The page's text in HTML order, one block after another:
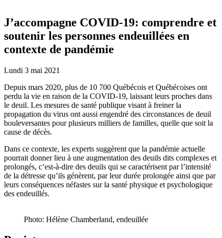
J’accompagne COVID-19: comprendre et
soutenir les personnes endeuillées en
contexte de pandémie
Lundi 3 mai 2021
Depuis mars 2020, plus de 10 700 Québécois et Québécoises ont
perdu la vie en raison de la COVID-19, laissant leurs proches dans
le deuil. Les mesures de santé publique visant à freiner la
propagation du virus ont aussi engendré des circonstances de deuil
bouleversantes pour plusieurs milliers de familles, quelle que soit la
cause de décès.
Dans ce contexte, les experts suggèrent que la pandémie actuelle
pourrait donner lieu à une augmentation des deuils dits complexes et
prolongés, c’est-à-dire des deuils qui se caractérisent par l’intensité
de la détresse qu’ils génèrent, par leur durée prolongée ainsi que par
leurs conséquences néfastes sur la santé physique et psychologique
des endeuillés.
Photo: Hélène Chamberland, endeuillée